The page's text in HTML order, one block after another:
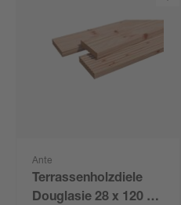
Ante
Terrassenholzdiele
Douglasie 28 x 120 x